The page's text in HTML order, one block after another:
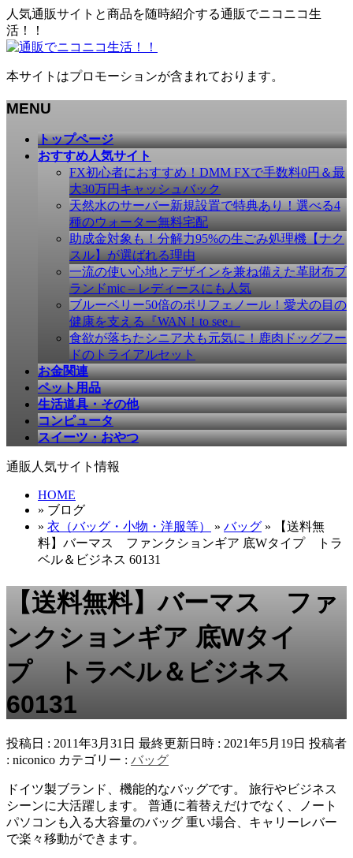
人気通販サイトと商品を随時紹介する通販でニコニコ生
活！！
本サイトはプロモーションが含まれております。
MENU
トップページ
おすすめ人気サイト
FX初心者におすすめ！DMM FXで手数料0円＆最
大30万円キャッシュバック
天然水のサーバー新規設置で特典あり！選べる4
種のウォーター無料宅配
助成金対象も！分解力95%の生ごみ処理機【ナク
スル】が選ばれる理由
一流の使い心地とデザインを兼ね備えた革財布ブ
ランドmic – レディースにも人気
ブルーベリー50倍のポリフェノール！愛犬の目の
健康を支える『WAN！to see』
食欲が落ちたシニア犬も元気に！鹿肉ドッグフー
ドのトライアルセット
お金関連
ペット用品
生活道具・その他
コンピュータ
スイーツ・おやつ
通販人気サイト情報
HOME
» ブログ
» 衣（バッグ・小物・洋服等） » バッグ » 【送料無
料】バーマス ファンクションギア 底Wタイプ トラ
ベル＆ビジネス 60131
【送料無料】バーマス ファ
ンクションギア 底Wタイ
プ トラベル＆ビジネス
60131
投稿日 : 2011年3月31日 最終更新日時 : 2021年5月19日 投稿者
: niconico カテゴリー : バッグ
ドイツ製ブランド、機能的なバッグです。 旅行やビジネス
シーンに大活躍します。 普通に着替えだけでなく、ノート
パソコンも入る大容量のバッグ 重い場合、キャリーレバー
で楽々移動ができます。